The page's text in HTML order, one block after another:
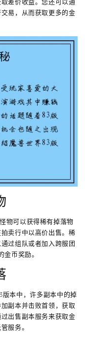
易，从而获取更多的金
物可以获得稀有掉落物
卖行中以高价出售。稀
过组队或者加入跨服团
币奖励。
本中，许多副本中的掉
副本并击败首领，获取
出售副本服务来获取金
服务。